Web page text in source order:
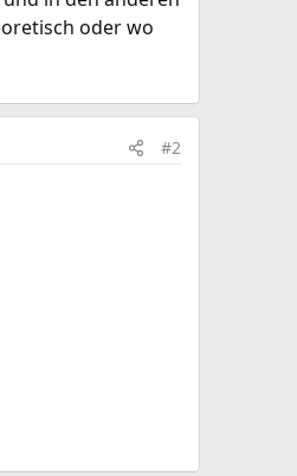
oder wo
#2